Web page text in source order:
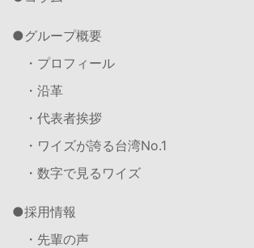
グループ概要
・プロフィール
・沿革
・代表者挨拶
・ワイズが誇る台湾No.1
・数字で見るワイズ
採用情報
・先輩の声